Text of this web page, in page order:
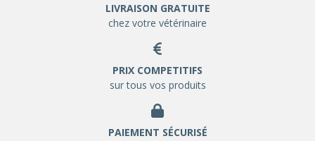
LIVRAISON GRATUITE
chez votre vétérinaire
PRIX COMPETITIFS
sur tous vos produits
PAIEMENT SÉCURISÉ